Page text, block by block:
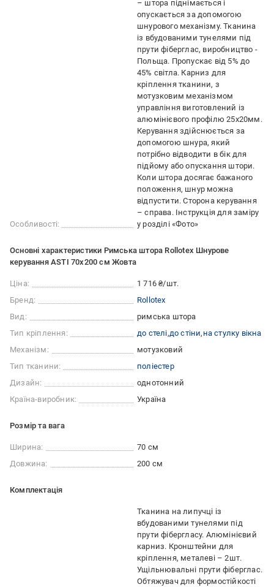
Особливості:
– штора піднімається і
опускається за допомогою
шнурового механізму. Тканина
із вбудованими тунелями під
прути фіберглас, виробництво -
Польща. Пропускає від 5% до
45% світла. Карниз для
кріплення тканини, з
мотузковим механізмом
управління виготовлений із
алюмінієвого профілю 25х20мм.
Керування здійснюється за
допомогою шнура, який
потрібно відводити в бік для
підйому або опускання штори.
Коли штора досягає бажаного
положення, шнур можна
відпустити. Сторона керування
– справа. Інструкція для заміру
у розділі «Фото»
Основні характеристики Римська штора Rollotex Шнурове
керування ASTI 70x200 см Жовта
Ціна:
1 716 ₴/шт.
Бренд:
Rollotex
Вид:
римська штора
Тип кріплення:
до стелі до стіни на стулку вікна
Механізм:
мотузковий
Тип тканини:
поліестер
Дизайн:
однотонний
Країна-виробник:
Україна
Розмір та вага
Ширина:
70 см
Довжина:
200 см
Комплектація
Тканина на липучці із
вбудованими тунелями під
прути фібергласу. Алюмінієвий
карниз. Кронштейни для
кріплення, металеві – 2шт.
Ущільнювальні прути фіберглас.
Обтяжувач для формостійкості